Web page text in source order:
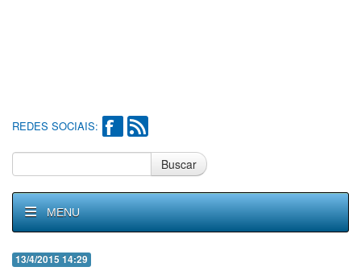
REDES SOCIAIS:
Buscar
MENU
13/4/2015 14:29